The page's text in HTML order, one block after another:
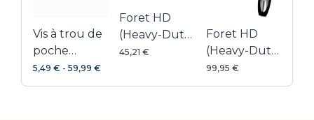
Vis à trou de
poche
zinguées
5,49 € - 59,99 €
Foret HD
(Heavy-Duty)
Foreman
de perçage
45,21 €
Foret HD
(Heavy-Duty)
Foreman
avec guide
99,95 €